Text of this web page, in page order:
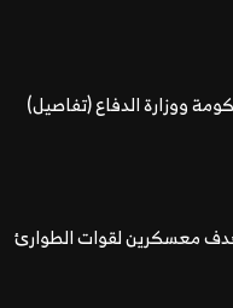
ووزارة الدفاع (تفاصيل)
معسكرين لقوات الطوارئ